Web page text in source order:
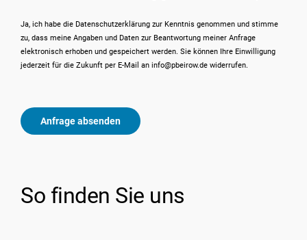
Ja, ich habe die Datenschutzerklärung zur Kenntnis genommen und stimme
zu, dass meine Angaben und Daten zur Beantwortung meiner Anfrage
elektronisch erhoben und gespeichert werden. Sie können Ihre Einwilligung
jederzeit für die Zukunft per E-Mail an info@pbeirow.de widerrufen.
Anfrage absenden
So finden Sie uns